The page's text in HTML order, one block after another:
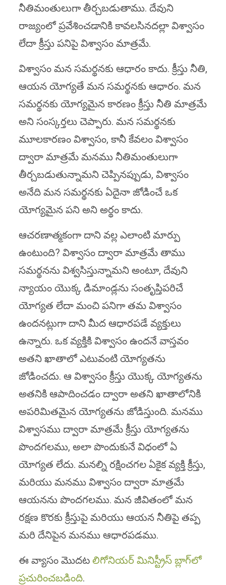
నీతిమంతులుగా తీర్చబడుతాము. దేవుని
రాజ్యంలో ప్రవేశించడానికి కావలసినదల్లా విశ్వాసం
లేదా క్రీస్తు పనిపై విశ్వాసం మాత్రమే.
విశ్వాసం మన సమర్థనకు ఆధారం కాదు. క్రీస్తు నీతి,
ఆయన యోగ్యతే మన సమర్థనకు ఆధారం. మన
సమర్థనకు యోగ్యమైన కారణం క్రీస్తు నీతి మాత్రమే
అని సంస్కర్తలు చెప్పారు. మన సమర్థనకు
మూలకారణం విశ్వాసం, కానీ కేవలం విశ్వాసం
ద్వారా మాత్రమే మనము నీతిమంతులుగా
తీర్చబడుతున్నామని చెప్పినప్పుడు, విశ్వాసం
అనేది మన సమర్థనకు ఏదైనా జోడించే ఒక
యోగ్యమైన పని అని అర్థం కాదు.
ఆచరణాత్మకంగా దాని వల్ల ఎలాంటి మార్పు
ఉంటుంది? విశ్వాసం ద్వారా మాత్రమే తాము
సమర్థనను విశ్వసిస్తున్నామని అంటూ, దేవుని
న్యాయం యొక్క డిమాండ్లను సంతృప్తిపరిచే
యోగ్యత లేదా మంచి పనిగా తమ విశ్వాసం
ఉందనట్లుగా దాని మీద ఆధారపడే వ్యక్తులు
ఉన్నారు. ఒక వ్యక్తికి విశ్వాసం ఉందనే వాస్తవం
అతని ఖాతాలో ఎటువంటి యోగ్యతను
జోడించదు. ఆ విశ్వాసం క్రీస్తు యొక్క యోగ్యతను
అతనికి ఆపాదించడం ద్వారా అతని ఖాతాలోనికి
అపరిమితమైన యోగ్యతను జోడిస్తుంది. మనము
విశ్వాసము ద్వారా మాత్రమే క్రీస్తు యోగ్యతను
పొందగలము, అలా పొందుకునే విధంలో ఏ
యోగ్యత లేదు. మనల్ని రక్షించగల ఏకైక వ్యక్తి క్రీస్తు,
మరియు మనము విశ్వాసం ద్వారా మాత్రమే
ఆయనను పొందగలము. మన జీవితంలో మన
రక్షణ కొరకు క్రీస్తుపై మరియు ఆయన నీతిపై తప్ప
మరి దేనిపైన మనము ఆధారపడము.
ఈ వ్యాసం మొదట లిగోనియర్ మినిస్ట్రీస్ బ్లాగ్‌లో
ప్రచురించబడింది.